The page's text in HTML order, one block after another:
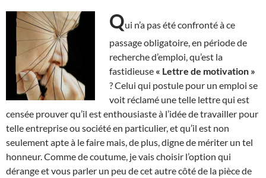
Qui n’a pas été confronté à ce
passage obligatoire, en période de
recherche d’emploi, qu’est la
fastidieuse « Lettre de motivation »
? Celui qui postule pour un emploi se
voit réclamé une telle lettre qui est
censée prouver qu’il est enthousiaste à l’idée de travailler pour
telle entreprise ou société en particulier, et qu’il est non
seulement apte à le faire mais, de plus, digne de mériter un tel
honneur. Comme de coutume, je vais choisir l’option qui
dérange et vous parler un peu de cet autre côté de la pièce de